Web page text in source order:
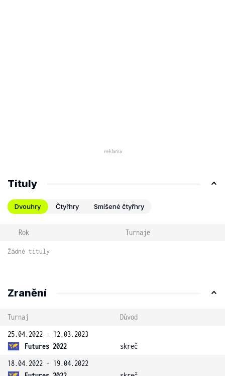
Tituly
Dvouhry Čtyřhry Smíšené čtyřhry
Rok Turnaje
Žádné tituly
Zranění
Turnaj
Důvod
25.04.2022 - 12.03.2023
Futures 2022
skreč
18.04.2022 - 19.04.2022